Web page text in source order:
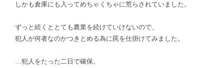
しかも倉庫にも入ってめちゃくちゃに荒らされていました。
ずっと続くととても農業を続けていけないので、
犯人が何者なのかつきとめる為に罠を仕掛けてみました。
…犯人をたった二日で確保。